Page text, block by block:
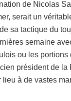
de Nicolas
serait un
sa tactique du
semaine
ou les portions
président de
lieu à de vastes